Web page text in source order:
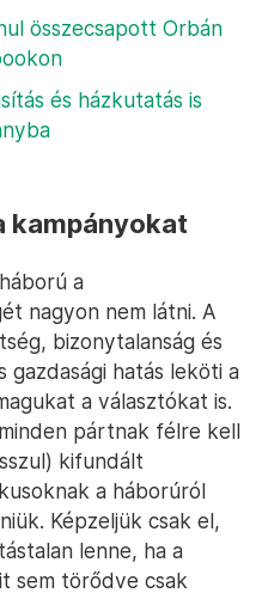
összecsapott Orbán
és házkutatás is
kampányokat
a
nagyon nem látni. A
bizonytalanság és
gazdasági hatás leköti a
a választókat is.
pártnak félre kell
kifundált
a háborúról
Képzeljük csak el,
lenne, ha a
sem törődve csak